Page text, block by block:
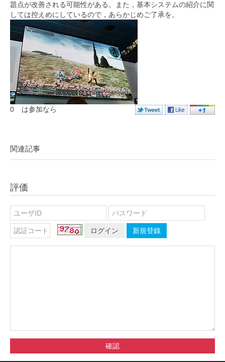
題点が改善される可能性がある。また，基本システムの紹介に関
しては控えめにしているので，あらかじめご了承を。
0 は参加なら
関連記事
評価
ログイン 新規登錄
確認